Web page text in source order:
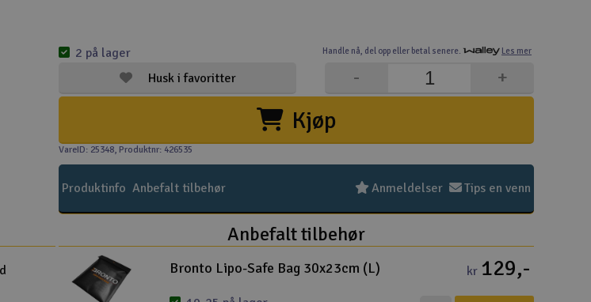
Handle nå, del opp eller betal senere. Les mer
Kjøp
+
-
Husk i favoritter
2 på lager
VareID: 25348, Produktnr: 426535
Produktinfo Anbefalt tilbehør Tips en venn
Anmeldelser
Anbefalt tilbehør
Bronto Lipo-Safe Bag 30x23cm (L) kr 129,-